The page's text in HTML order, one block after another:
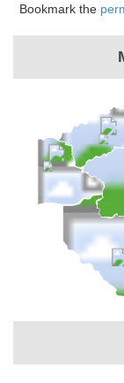
Bookmark the